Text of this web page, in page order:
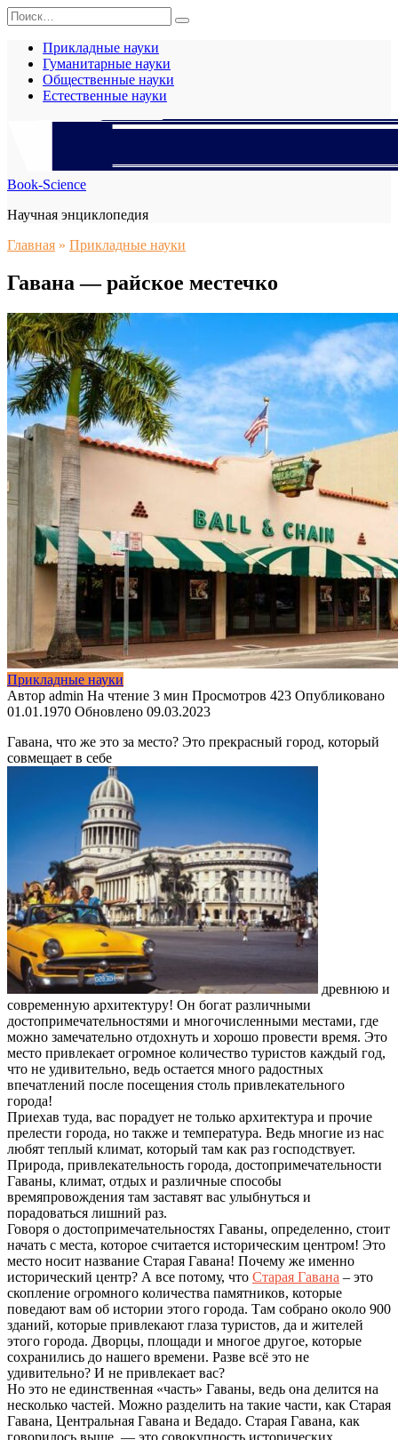
Перейти
к
содержанию
Search
for:
Прикладные науки
Гуманитарные науки
Общественные науки
Естественные науки
Book-Science
Научная энциклопедия
Главная » Прикладные науки
Гавана — райское местечко
Прикладные науки
Автор admin На чтение 3 мин Просмотров 423 Опубликовано
01.01.1970 Обновлено 09.03.2023
Гавана, что же это за место? Это прекрасный город, который
совмещает в себе
древнюю и
современную архитектуру! Он богат различными
достопримечательностями и многочисленными местами, где
можно замечательно отдохнуть и хорошо провести время. Это
место привлекает огромное количество туристов каждый год,
что не удивительно, ведь остается много радостных
впечатлений после посещения столь привлекательного
города!
Приехав туда, вас порадует не только архитектура и прочие
прелести города, но также и температура. Ведь многие из нас
любят теплый климат, который там как раз господствует.
Природа, привлекательность города, достопримечательности
Гаваны, климат, отдых и различные способы
времяпровождения там заставят вас улыбнуться и
порадоваться лишний раз.
Говоря о достопримечательностях Гаваны, определенно, стоит
начать с места, которое считается историческим центром! Это
место носит название Старая Гавана! Почему же именно
исторический центр? А все потому, что Старая Гавана – это
скопление огромного количества памятников, которые
поведают вам об истории этого города. Там собрано около 900
зданий, которые привлекают глаза туристов, да и жителей
этого города. Дворцы, площади и многое другое, которые
сохранились до нашего времени. Разве всё это не
удивительно? И не привлекает вас?
Но это не единственная «часть» Гаваны, ведь она делится на
несколько частей. Можно разделить на такие части, как Старая
Гавана, Центральная Гавана и Ведадо. Старая Гавана, как
говорилось выше, — это совокупность исторических